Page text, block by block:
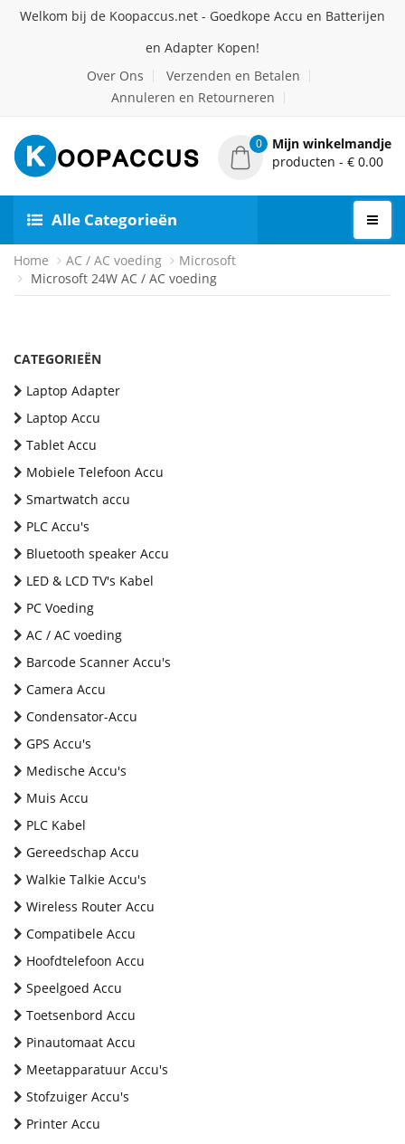
Welkom bij de Koopaccus.net - Goedkope Accu en Batterijen
en Adapter Kopen!
Over Ons
Verzenden en Betalen
Annuleren en Retourneren
0
Mijn winkelmandje
producten - € 0.00
Alle Categorieën
Home AC / AC voeding
Microsoft
Microsoft 24W AC / AC voeding
CATEGORIEËN
Laptop Adapter
Laptop Accu
Tablet Accu
Mobiele Telefoon Accu
Smartwatch accu
PLC Accu's
Bluetooth speaker Accu
LED & LCD TV's Kabel
PC Voeding
AC / AC voeding
Barcode Scanner Accu's
Camera Accu
Condensator-Accu
GPS Accu's
Medische Accu's
Muis Accu
PLC Kabel
Gereedschap Accu
Walkie Talkie Accu's
Wireless Router Accu
Compatibele Accu
Hoofdtelefoon Accu
Speelgoed Accu
Toetsenbord Accu
Pinautomaat Accu
Meetapparatuur Accu's
Stofzuiger Accu's
Printer Accu